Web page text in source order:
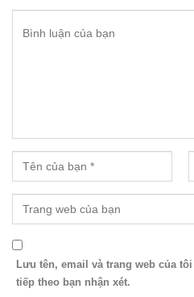
Lưu tên, email và trang web của
tiếp theo bạn nhận xét.